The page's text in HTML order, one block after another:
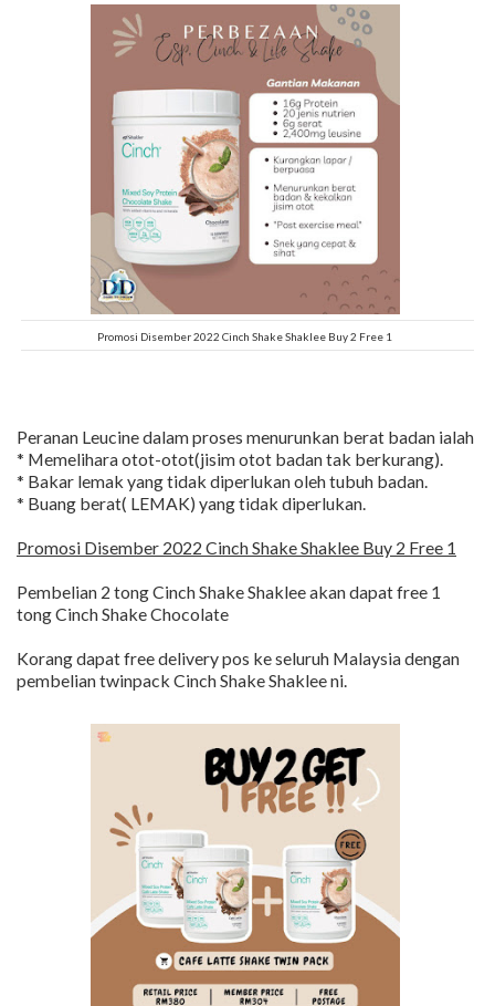
Promosi Disember 2022 Cinch Shake Shaklee Buy 2 Free 1
Peranan Leucine dalam proses menurunkan berat badan ialah
* Memelihara otot-otot(jisim otot badan tak berkurang).
* Bakar lemak yang tidak diperlukan oleh tubuh badan.
* Buang berat( LEMAK) yang tidak diperlukan.
Promosi Disember 2022 Cinch Shake Shaklee Buy 2 Free 1
Pembelian 2 tong Cinch Shake Shaklee akan dapat free 1
tong Cinch Shake Chocolate
Korang dapat free delivery pos ke seluruh Malaysia dengan
pembelian twinpack Cinch Shake Shaklee ni.